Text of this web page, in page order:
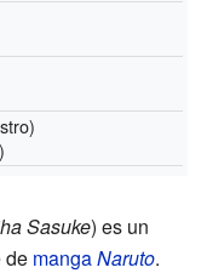
Sasuke) es un
de mangaNaruto.